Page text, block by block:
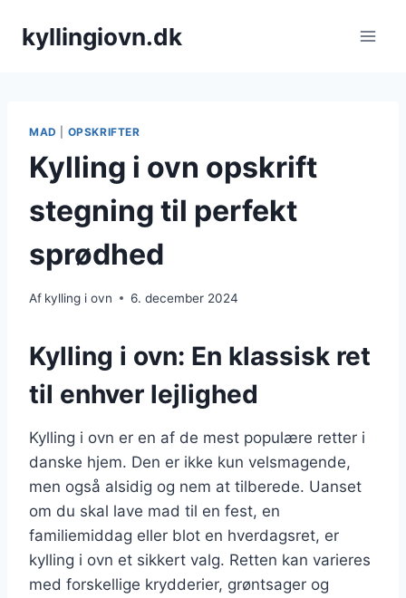
kyllingiovn.dk
MAD OPSKRIFTER
Kylling i ovn opskrift
stegning til perfekt
sprødhed
Af kylling i ovn 6. december 2024
Kylling i ovn: En klassisk ret
til enhver lejlighed
Kylling i ovn er en af de mest populære retter i
danske hjem. Den er ikke kun velsmagende,
men også alsidig og nem at tilberede. Uanset
om du skal lave mad til en fest, en
familiemiddag eller blot en hverdagsret, er
kylling i ovn et sikkert valg. Retten kan varieres
med forskellige krydderier, grøntsager og